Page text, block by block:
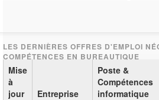
Mise
à
jour
Entreprise
Poste &
Compétences
informatique